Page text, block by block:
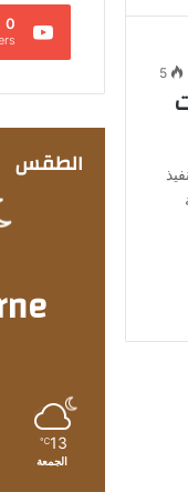
5
0
الطقس
13
℃
الجمعة